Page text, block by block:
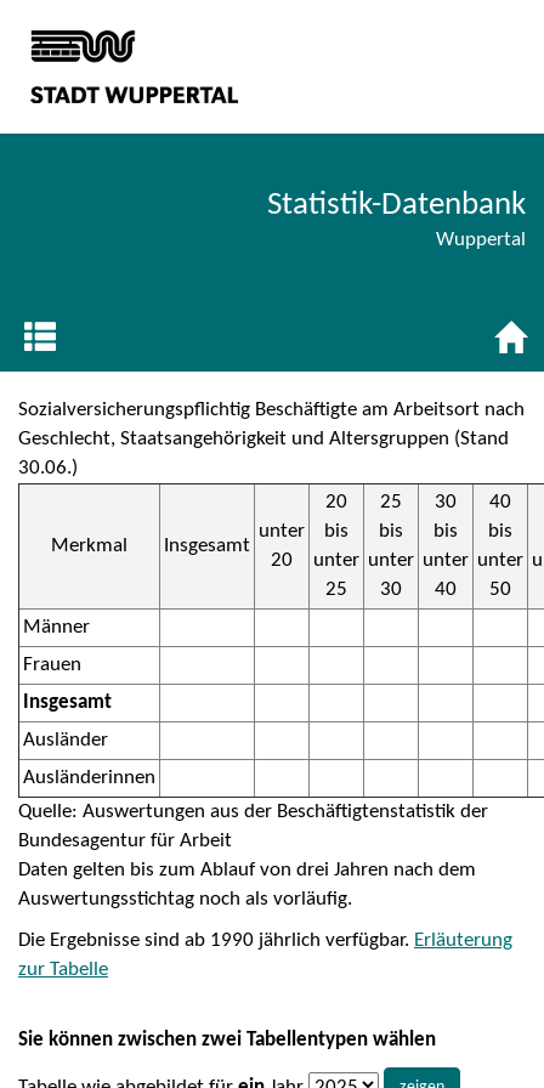
Statistik-Datenbank
Wuppertal
Sozialversicherungspflichtig Beschäftigte am Arbeitsort nach
Geschlecht, Staatsangehörigkeit und Altersgruppen (Stand
30.06.)
Merkmal Insgesamt
unter
20
20
bis
unter
25
25
bis
unter
30
30
bis
unter
40
40
bis
unter
50
Männer
Frauen
Insgesamt
Ausländer
Ausländerinnen
Quelle: Auswertungen aus der Beschäftigtenstatistik der
Bundesagentur für Arbeit
Daten gelten bis zum Ablauf von drei Jahren nach dem
Auswertungsstichtag noch als vorläufig.
Die Ergebnisse sind ab 1990 jährlich verfügbar. Erläuterung
zur Tabelle
Sie können zwischen zwei Tabellentypen wählen